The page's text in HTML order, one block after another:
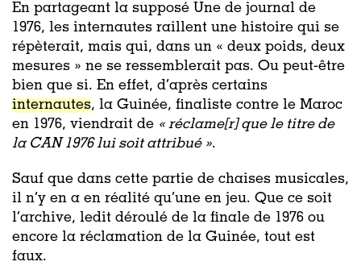
En partageant la supposé Une de journal de
1976, les internautes raillent une histoire qui se
répèterait, mais qui, dans un « deux poids, deux
mesures » ne se ressemblerait pas. Ou peut-être
bien que si. En effet, d’après certains
internautes, la Guinée, finaliste contre le Maroc
en 1976, viendrait de « réclame[r] que le titre de
la CAN 1976 lui soit attribué ».
Sauf que dans cette partie de chaises musicales,
il n’y en a en réalité qu’une en jeu. Que ce soit
l’archive, ledit déroulé de la finale de 1976 ou
encore la réclamation de la Guinée, tout est
faux.